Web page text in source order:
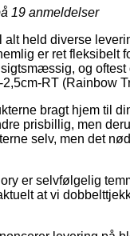
19 anmeldelser
held diverse
er ret fleksibelt
og
RT (Rainbow
bragt hjem til
prisbillig, men
selv, men det
er selvfølgelig
at vi